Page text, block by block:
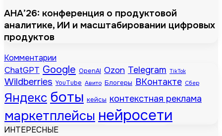
АНА’26: конференция о продуктовой
аналитике, ИИ и масштабировании цифровых
продуктов
Комментарии
ChatGPT Google OpenAI Ozon Telegram TikTok
Wildberries YouTube Авито Блогеры ВКонтакте Сбер
Яндекс боты кейсы контекстная реклама
маркетплейсы нейросети
ИНТЕРЕСНЫЕ